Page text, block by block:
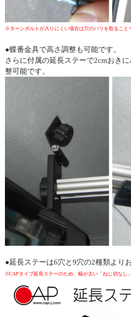
※ターンボルトが入りにくい場合は穴のバリを取ること
●蝶番金具で高さ調整も可能です。
さらに付属の延長ステーで2cmおき
整可能です。
●延長ステーは6穴と9穴の2種類より
※CAPタイプ延長ステーのため、幅が太い「ねじ切なし